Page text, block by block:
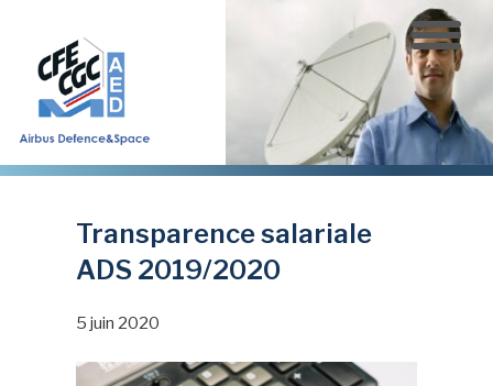
contenu
principal
Transparence salariale
ADS 2019/2020
5 juin 2020